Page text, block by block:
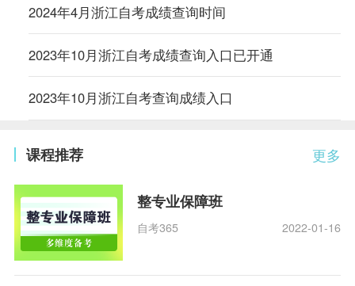
2024年4月浙江自考成绩查询时间
2023年10月浙江自考成绩查询入口已开通
2023年10月浙江自考查询成绩入口
更多
课程推荐
整专业保障班
自考365 2022-01-16